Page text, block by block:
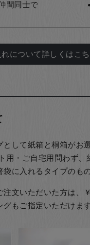
間同士で
れについて詳しくはこ
して紙箱と桐箱がお
用・ご自宅用問わず
に入れるタイプのも
文いただいた方は、
もご指定いただけま